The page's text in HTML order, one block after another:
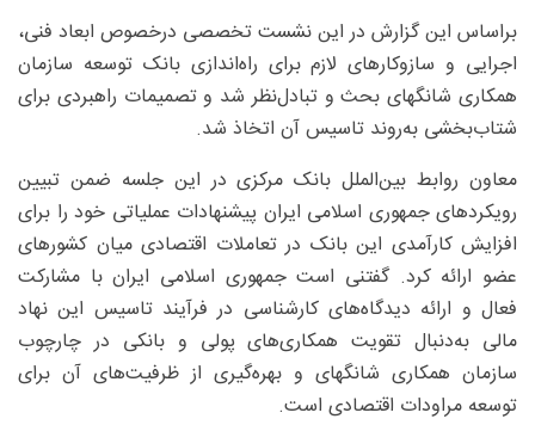
براساس این گزارش در این نشست تخصصی درخصوص ابعاد فنی،
اجرایی و سازوکارهای لازم برای راه‌اندازی بانک توسعه سازمان
همکاری شانگهای بحث و تبادل‌نظر شد و تصمیمات راهبردی برای
شتاب‌بخشی به‌روند تاسیس آن اتخاذ شد.
معاون روابط بین‌الملل بانک مرکزی در این جلسه ضمن تبیین
رویکردهای جمهوری اسلامی ایران پیشنهادات عملیاتی خود را برای
افزایش کارآمدی این بانک در تعاملات اقتصادی میان کشورهای
عضو ارائه کرد. گفتنی است جمهوری اسلامی ایران با مشارکت
فعال و ارائه دیدگاه‌های کارشناسی در فرآیند تاسیس این نهاد
مالی به‌دنبال تقویت همکاری‌های پولی و بانکی در چارچوب
سازمان همکاری شانگهای و بهره‌گیری از ظرفیت‌های آن برای
توسعه مراودات اقتصادی است.